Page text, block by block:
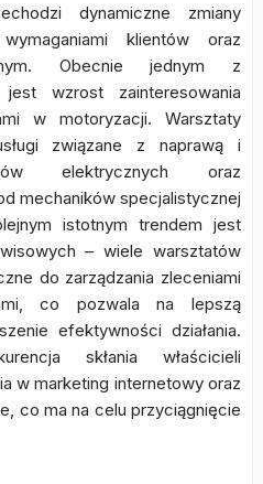
dynamiczne zmiany
klientów oraz
Obecnie jednym z
wzrost zainteresowania
w motoryzacji. Warsztaty
związane z naprawą i
elektrycznych oraz
mechaników specjalistycznej
istotnym trendem jest
– wiele warsztatów
do zarządzania zleceniami
co pozwala na lepszą
efektywności działania.
skłania właścicieli
w marketing internetowy oraz
co ma na celu przyciągnięcie